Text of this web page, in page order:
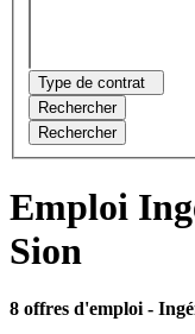
Type de contrat
Rechercher
Rechercher
Emploi
Sion
8 offres d'emploi -